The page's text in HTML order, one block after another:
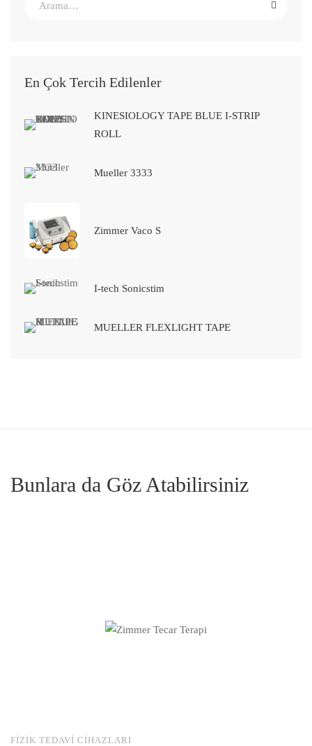
En Çok Tercih Edilenler
KINESIOLOGY TAPE BLUE I-STRIP
ROLL
Mueller 3333
Zimmer Vaco S
I-tech Sonicstim
MUELLER FLEXLIGHT TAPE
Bunlara da Göz Atabilirsiniz
FIZIK TEDAVI CIHAZLARI